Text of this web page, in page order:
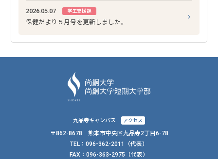
2026.05.07 学生支援課
保健だより５月号を更新しました。
九品寺キャンパス アクセス
〒862-8678 熊本市中央区九品寺2丁目6-78
TEL： 096-362-2011
（代表）
FAX： 096-363-2975（代表）